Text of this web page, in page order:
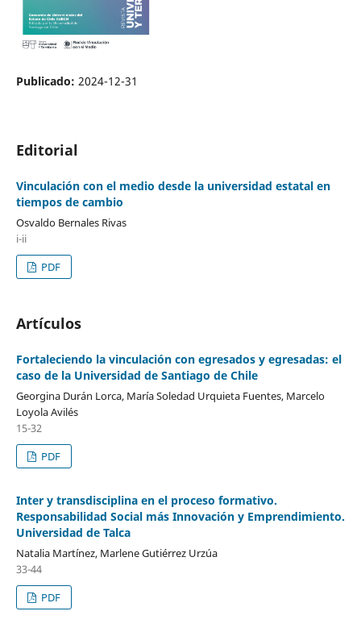
Publicado: 2024-12-31
Editorial
Vinculación con el medio desde la universidad estatal en
tiempos de cambio
Osvaldo Bernales Rivas
i-ii
PDF
Artículos
Fortaleciendo la vinculación con egresados y egresadas: el
caso de la Universidad de Santiago de Chile
Georgina Durán Lorca, María Soledad Urquieta Fuentes, Marcelo
Loyola Avilés
15-32
PDF
Inter y transdisciplina en el proceso formativo.
Responsabilidad Social más Innovación y Emprendimiento.
Universidad de Talca
Natalia Martínez, Marlene Gutiérrez Urzúa
33-44
PDF